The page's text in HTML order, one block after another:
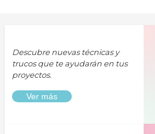
Descubre nuevas técnicas y
trucos que te ayudarán en tus
proyectos.
Ver más